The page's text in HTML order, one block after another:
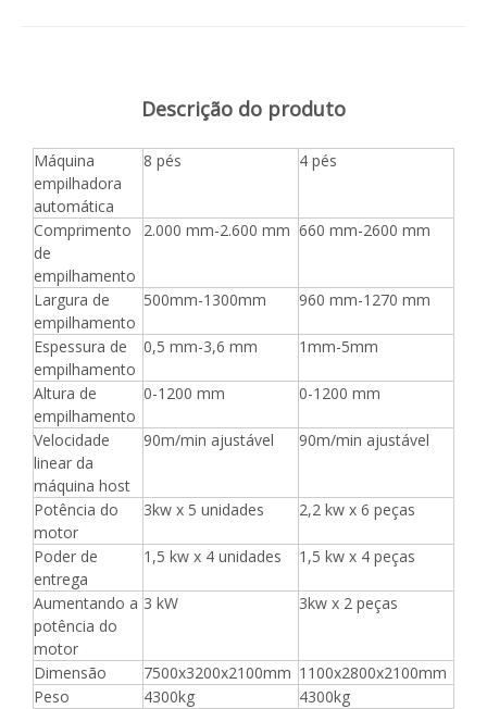
Descrição do produto
Máquina
empilhadora
automática
8 pés 4 pés
Comprimento
de
empilhamento
2.000 mm-2.600 mm 660 mm-2600 mm
Largura de
empilhamento
500mm-1300mm 960 mm-1270 mm
Espessura de
empilhamento
0,5 mm-3,6 mm 1mm-5mm
Altura de
empilhamento
0-1200 mm 0-1200 mm
Velocidade
linear da
máquina host
90m/min ajustável 90m/min ajustável
Potência do
motor
3kw x 5 unidades 2,2 kw x 6 peças
Poder de
entrega
1,5 kw x 4 unidades 1,5 kw x 4 peças
Aumentando a
potência do
motor
3 kW 3kw x 2 peças
Dimensão 7500x3200x2100mm 1100x2800x2100mm
Peso
4300kg 4300kg